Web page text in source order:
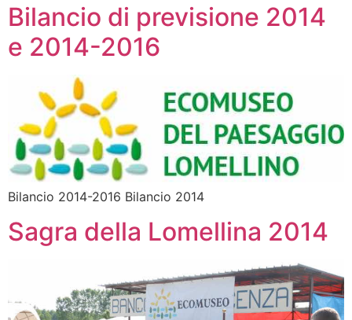
Bilancio di previsione 2014
e 2014-2016
Bilancio 2014-2016 Bilancio 2014
Sagra della Lomellina 2014